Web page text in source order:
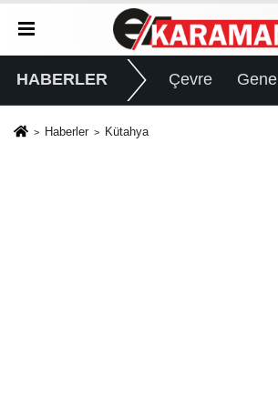
HABERLER Çevre Genel
Haberler Kütahya